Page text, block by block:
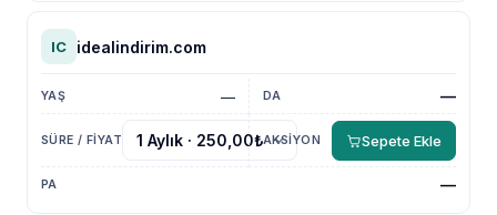
IC idealindirim.com
— —
—
Sepete Ekle